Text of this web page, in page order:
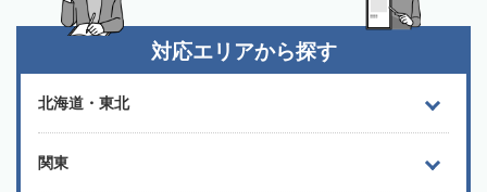
対応エリアから探す
北海道・東北
関東